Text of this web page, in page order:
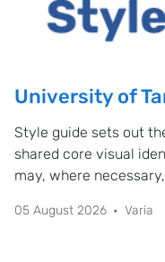
University of
Style guide sets out
shared core visual
may, where
audience.
05 August 2026 Varia